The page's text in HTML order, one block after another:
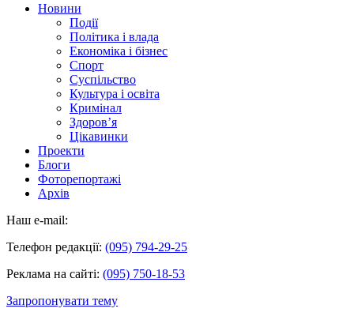
Новини
Події
Політика і влада
Економіка і бізнес
Спорт
Суспільство
Культура і освіта
Кримінал
Здоров’я
Цікавинки
Проекти
Блоги
Фоторепортажі
Архів
Наш e-mail:
Телефон редакції: (095) 794-29-25
Реклама на сайті: (095) 750-18-53
Запропонувати тему